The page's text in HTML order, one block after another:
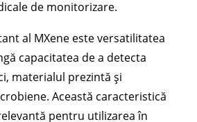
de monitorizare.
al MXene este versatilitatea
capacitatea de a detecta
materialul prezintă și
Această caracteristică
pentru utilizarea în